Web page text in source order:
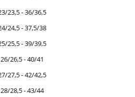
23,5 - 36/36,5
24,5 - 37,5/38
25,5 - 39/39,5
26/26,5 - 40/41
27,5 - 42/42,5
28/28,5 - 43/44